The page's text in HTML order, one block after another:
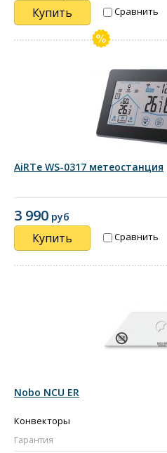
Купить Сравнить
AiRTe WS-0317 метеостанция
3 990 руб
Купить Сравнить
Nobo NCU ЕR
Конвекторы
Гарантия